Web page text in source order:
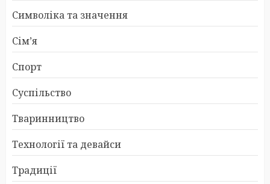
Символіка та значення
Сім’я
Спорт
Суспільство
Тваринництво
Технології та девайси
Традиції